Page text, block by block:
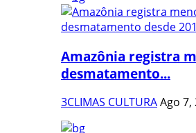
Amazônia registra
desmatamento...
3CLIMAS CULTURAAgo 7,